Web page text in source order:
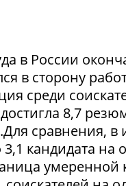
в России
в сторону
среди
8,7
сравнения, в
кандидата на
умеренной